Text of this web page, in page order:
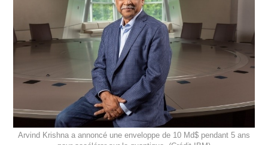
Arvind Krishna a annoncé une enveloppe de 10 Md$ pendant 5 ans